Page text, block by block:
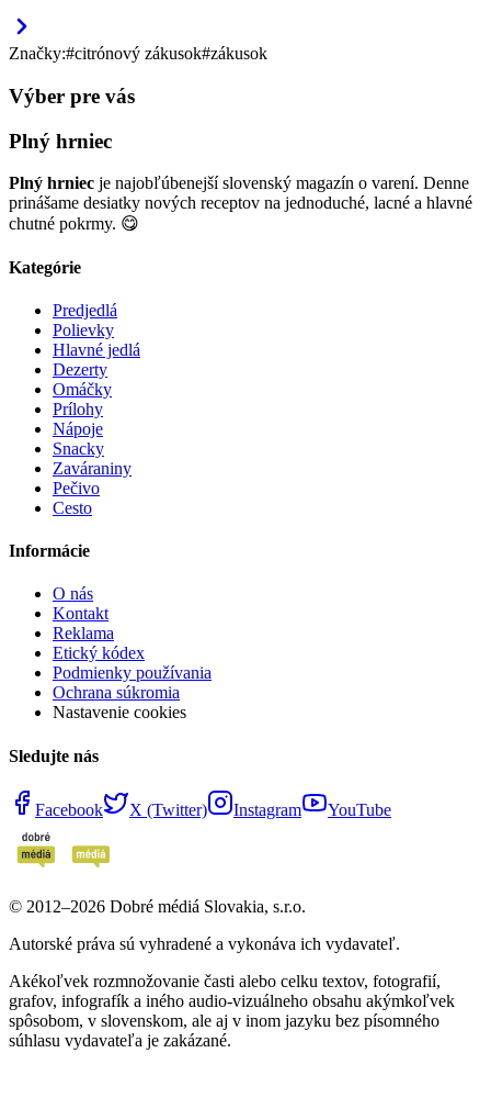
Značky:#citrónový zákusok#zákusok
Výber pre vás
Plný hrniec
Plný hrniec je najobľúbenejší slovenský magazín o varení. Denne
prinášame desiatky nových receptov na jednoduché, lacné a hlavné
chutné pokrmy. 😋
Kategórie
Predjedlá
Polievky
Hlavné jedlá
Dezerty
Omáčky
Prílohy
Nápoje
Snacky
Zaváraniny
Pečivo
Cesto
Informácie
O nás
Kontakt
Reklama
Etický kódex
Podmienky používania
Ochrana súkromia
Nastavenie cookies
Sledujte nás
Facebook X (Twitter) Instagram YouTube
© 2012–2026 Dobré médiá Slovakia, s.r.o.
Autorské práva sú vyhradené a vykonáva ich vydavateľ.
Akékoľvek rozmnožovanie časti alebo celku textov, fotografií,
grafov, infografík a iného audio-vizuálneho obsahu akýmkoľvek
spôsobom, v slovenskom, ale aj v inom jazyku bez písomného
súhlasu vydavateľa je zakázané.